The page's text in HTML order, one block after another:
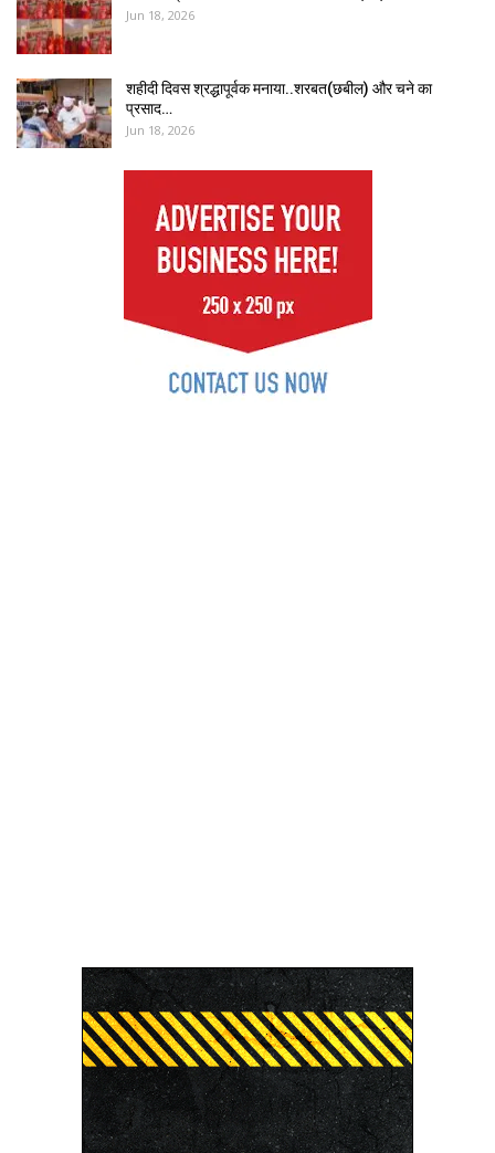
Jun 18, 2026
शहीदी दिवस श्रद्धापूर्वक मनाया..शरबत(छबील) और चने का
प्रसाद…
Jun 18, 2026